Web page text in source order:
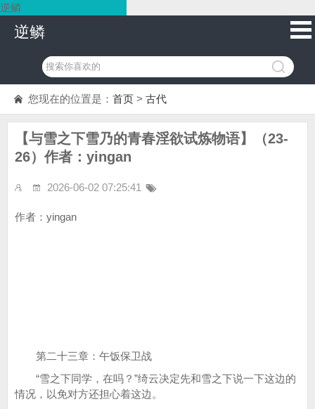
逆鳞
逆鳞
您现在的位置是： 首页 > 古代
【与雪之下雪乃的青春淫欲试炼物语】（23-
26）作者：yingan
2026-06-02 07:25:41
作者：yingan
第二十三章：午饭保卫战
“雪之下同学，在吗？”绮云决定先和雪之下说一下这边的
情况，以免对方还担心着这边。